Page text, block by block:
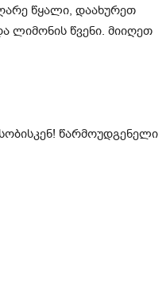
წყალი, დაახურეთ
ლიმონის წვენი. მიიღეთ